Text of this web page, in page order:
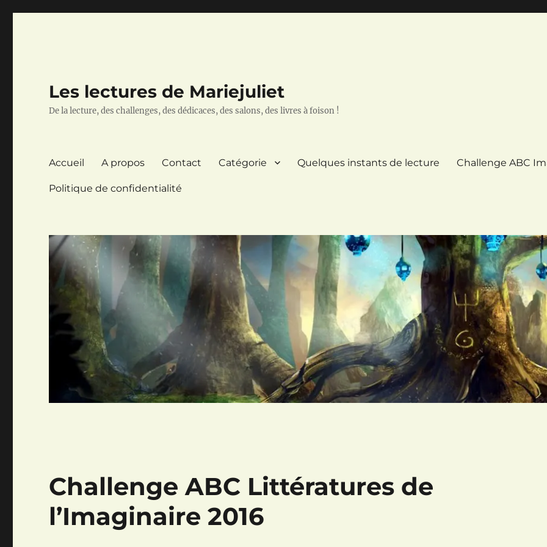
Les lectures de Mariejuliet
De la lecture, des challenges, des dédicaces, des salons, des livres à foison !
Accueil A propos Contact Catégorie Quelques instants de lecture Challenge ABC
Politique de confidentialité
Challenge ABC Littératures de
l’Imaginaire 2016